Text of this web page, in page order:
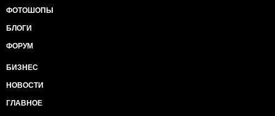
ФОТОШОПЫ
БЛОГИ
ФОРУМ
БИЗНЕС
НОВОСТИ
ГЛАВНОЕ